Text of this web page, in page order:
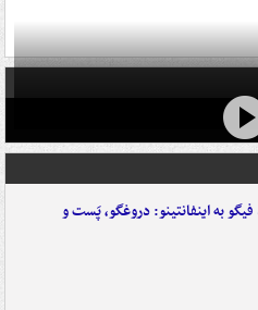
به اینفانتینو: دروغگو، پَست‌ و